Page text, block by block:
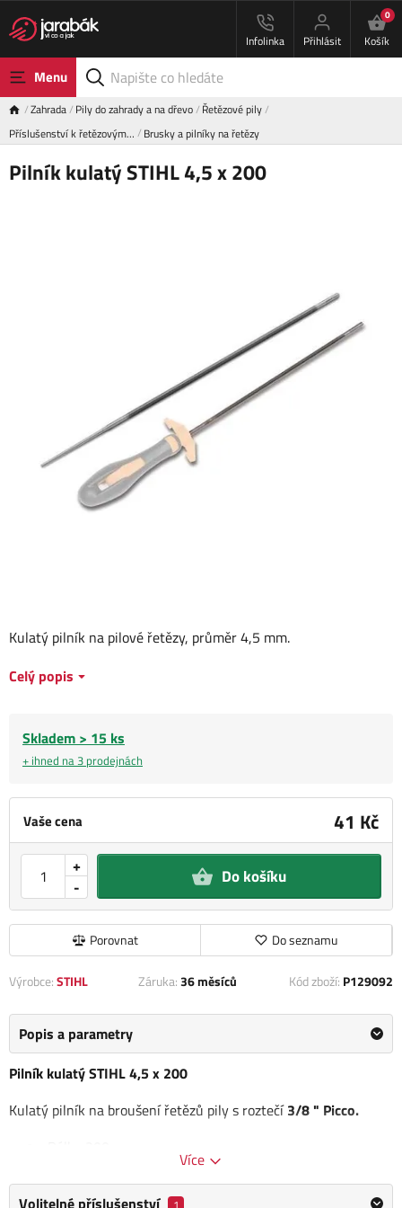
Infolinka Přihlásit
0
Košík
Menu
Zahrada Pily do zahrady a na dřevo Řetězové pily
Příslušenství k řetězovým…
Brusky a pilníky na řetězy
Pilník kulatý STIHL 4,5 x 200
Vaše cena 41 Kč
-
+ Do košíku
Porovnat Do seznamu
Kulatý pilník na pilové řetězy, průměr 4,5 mm.
Celý popis
Skladem > 15 ks
+ ihned na 3 prodejnách
Výrobce:STIHL Záruka:36 měsíců Kód zboží: P129092
Popis a parametry
Pilník kulatý STIHL 4,5 x 200
Kulatý pilník na broušení řetězů pily s roztečí3/8 " Picco.
Odborné poradenství a servis:
Více
Volitelné příslušenství